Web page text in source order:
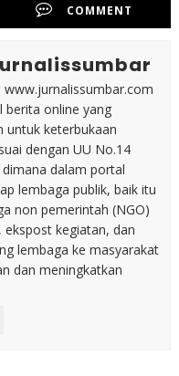
COMMENT
www.jurnalissumbar.com
berita online yang
untuk keterbukaan
dengan UU No.14
dalam portal
lembaga publik, baik itu
non pemerintah (NGO)
kegiatan, dan
lembaga ke masyarakat
dan meningkatkan